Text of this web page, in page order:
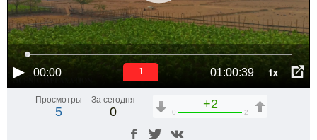
00:00 01:00:39 1x
1
Просмотры
5
За сегодня
0
+2
0 2